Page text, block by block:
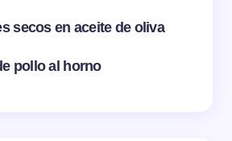
secos en aceite de oliva
pollo al horno